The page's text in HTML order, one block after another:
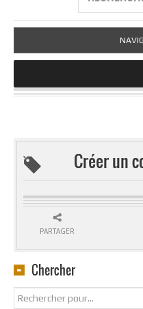
Créer un
PARTAGER
Chercher